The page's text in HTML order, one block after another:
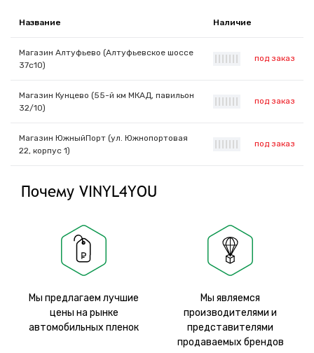
Название Наличие
Магазин Алтуфьево (Алтуфьевское шоссе
37с10)
под заказ
Магазин Кунцево (55-й км МКАД, павильон
32/10)
под заказ
Магазин ЮжныйПорт (ул. Южнопортовая
22, корпус 1)
под заказ
Почему VINYL4YOU
Мы предлагаем лучшие
цены на рынке
автомобильных пленок
Мы являемся
производителями и
представителями
продаваемых брендов